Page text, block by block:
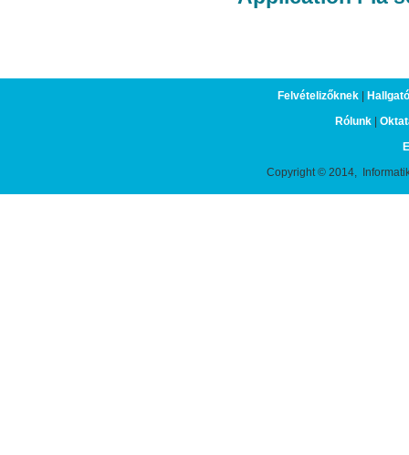
Felvételizőknek|
Rólunk|
Copyright © 2014,